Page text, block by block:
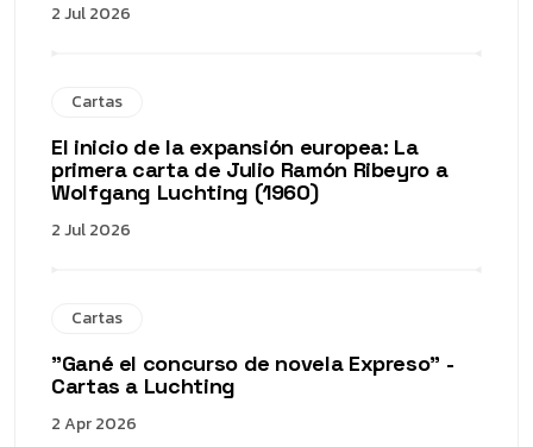
2 Jul 2026
Cartas
El inicio de la expansión europea: La
primera carta de Julio Ramón Ribeyro a
Wolfgang Luchting (1960)
2 Jul 2026
Cartas
"Gané el concurso de novela Expreso" -
Cartas a Luchting
2 Apr 2026